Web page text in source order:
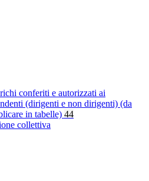
conferiti e autorizzati ai
(dirigenti e non dirigenti) (da
in tabelle) 44
collettiva